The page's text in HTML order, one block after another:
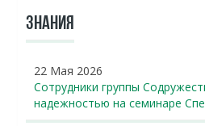
ЗНАНИЯ
22 Мая 2026
Сотрудники группы
надежностью на семинаре